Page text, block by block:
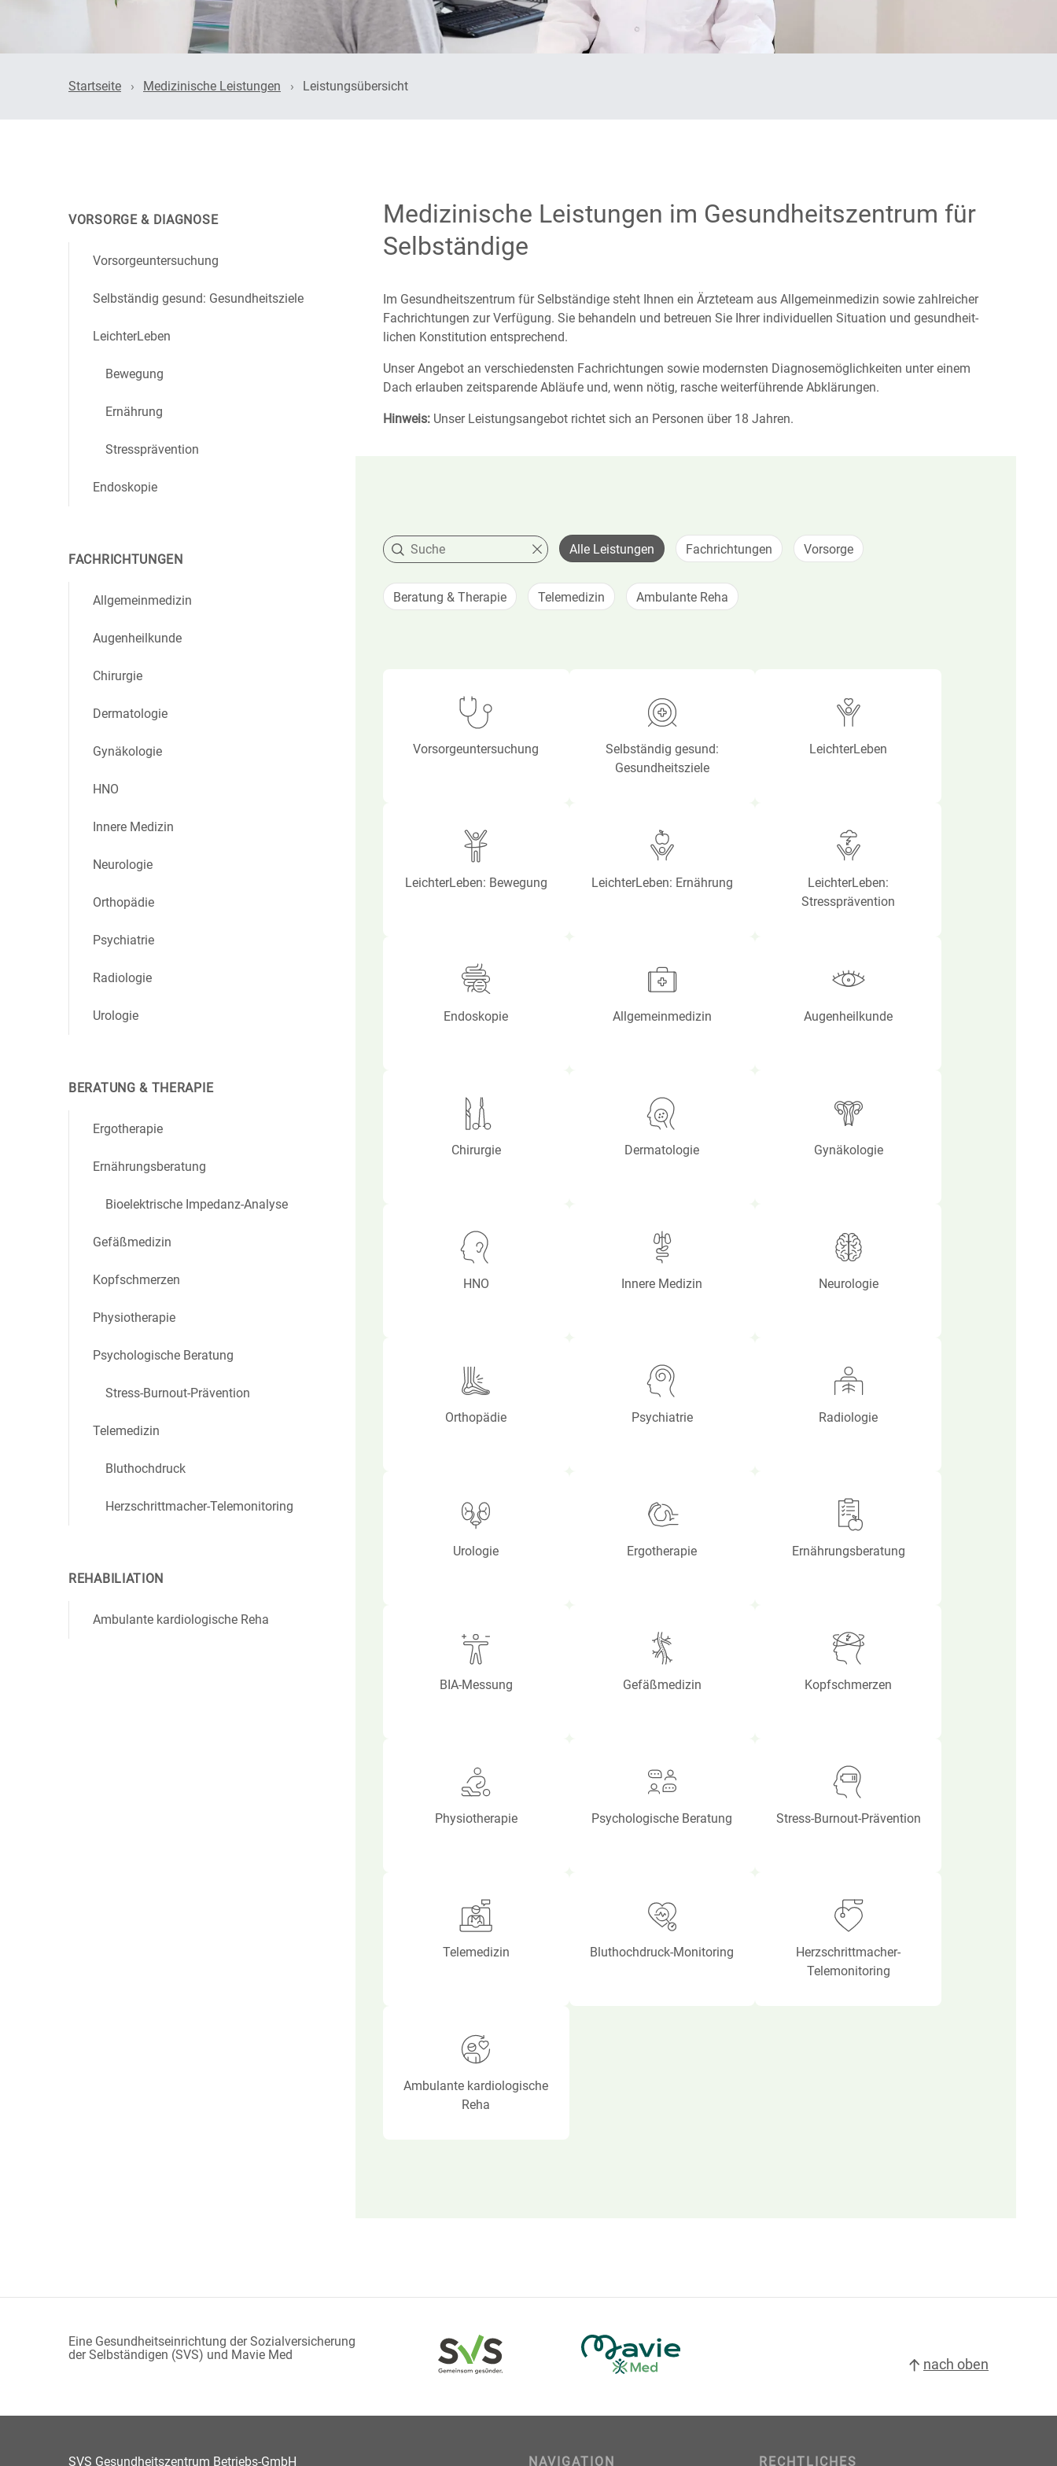
Startseite Medizinische Leistungen Leistungsübersicht
Medizinische Leistungen im Gesundheitszentrum für
Selbständige
Im Gesundheitszentrum für Selbständige steht Ihnen ein Ärzte­team aus Allgemein­medizin sowie zahl­reicher
Fach­richtungen zur Verfügung. Sie behandeln und betreuen Sie Ihrer individuellen Situation und gesund­heit­
lichen Konstitution entsprechend.
Unser Angebot an verschiedensten Fach­richtungen sowie modernsten Diagnose­möglich­keiten unter einem
Dach erlauben zeit­sparende Abläufe und, wenn nötig, rasche weiter­führende Abklärungen.
Hinweis: Unser Leistungs­angebot richtet sich an Personen über 18 Jahren.
Suche nach medizinischen LeistungenAlle Leistungen Fachrichtungen Vorsorge
Beratung & Therapie Telemedizin Ambulante Reha
Vorsorgeuntersuchung
Selbständig gesund:
Gesundheitsziele
LeichterLeben
LeichterLeben: Bewegung LeichterLeben: Ernährung
LeichterLeben:
Stressprävention
Endoskopie Allgemeinmedizin Augenheilkunde
Chirurgie Dermatologie Gynäkologie
HNO Innere Medizin Neurologie
Orthopädie Psychiatrie Radiologie
Urologie Ergotherapie Ernährungsberatung
BIA-Messung Gefäßmedizin Kopfschmerzen
Physiotherapie Psychologische Beratung Stress-Burnout-Prävention
Telemedizin Bluthochdruck-Monitoring
Herzschrittmacher-
Telemonitoring
Ambulante kardiologische
Reha
VORSORGE & DIAGNOSE
Vorsorgeuntersuchung
Selbständig gesund: Gesundheitsziele
LeichterLeben
Bewegung
Ernährung
Stressprävention
Endoskopie
FACHRICHTUNGEN
Allgemeinmedizin
Augenheilkunde
Chirurgie
Dermatologie
Gynäkologie
HNO
Innere Medizin
Neurologie
Orthopädie
Psychiatrie
Radiologie
Urologie
BERATUNG & THERAPIE
Ergotherapie
Ernährungsberatung
Bioelektrische Impedanz-Analyse
Gefäßmedizin
Kopfschmerzen
Physiotherapie
Psychologische Beratung
Stress-Burnout-Prävention
Telemedizin
Bluthochdruck
Herzschrittmacher-Telemonitoring
REHABILIATION
Ambulante kardiologische Reha
Eine Gesundheitseinrichtung der Sozialversicherung
der Selbständigen (SVS) und Mavie Med
nach oben
SVS Gesundheitszentrum Betriebs-GmbH NAVIGATION RECHTLICHES
Endoskopie
Physiotherapie
Bluthochdruck
Presse